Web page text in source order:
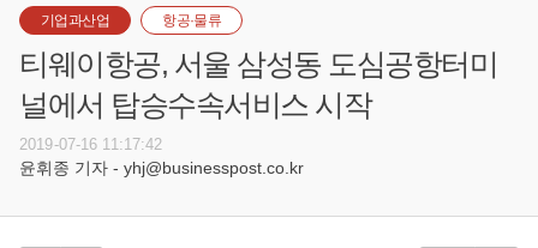
기업과산업 항공·물류
티웨이항공, 서울 삼성동 도심공항터미
널에서 탑승수속서비스 시작
2019-07-16 11:17:42
윤휘종 기자 - yhj@businesspost.co.kr